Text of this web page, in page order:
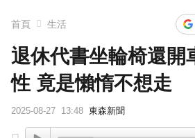
首頁 生活
退休代書坐輪椅還開
性 竟是懶惰不想走
2025-08-27 13:48 東森新聞